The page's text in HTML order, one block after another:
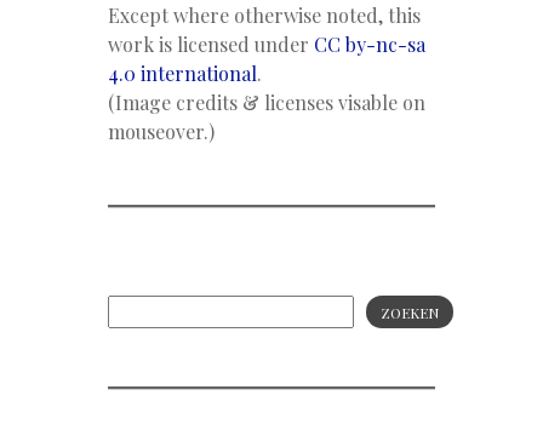
Except where otherwise noted, this
work is licensed under CC by-nc-sa
4.0 international.
(Image credits & licenses visable on
mouseover.)
ZOEKEN